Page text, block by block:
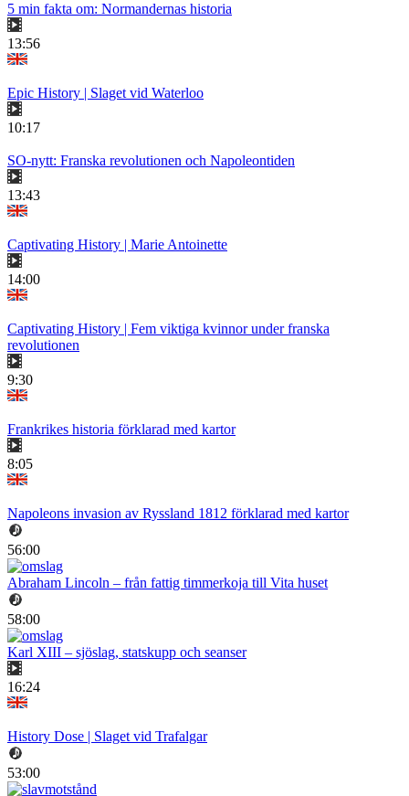
5 min fakta om: Normandernas historia
13:56
Epic History | Slaget vid Waterloo
10:17
SO-nytt: Franska revolutionen och Napoleontiden
13:43
Captivating History | Marie Antoinette
14:00
Captivating History | Fem viktiga kvinnor under franska
revolutionen
9:30
Frankrikes historia förklarad med kartor
8:05
Napoleons invasion av Ryssland 1812 förklarad med kartor
56:00
Abraham Lincoln – från fattig timmerkoja till Vita huset
58:00
Karl XIII – sjöslag, statskupp och seanser
16:24
History Dose | Slaget vid Trafalgar
53:00